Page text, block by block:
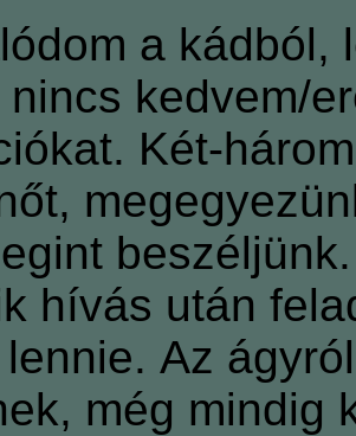
a kádból,
nincs kedvem/
Két-
hívás után
Az
még